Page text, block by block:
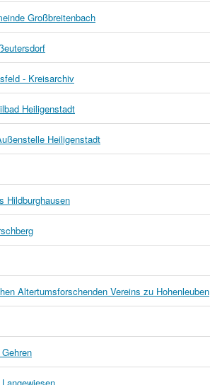
Großbreitenbach
- Kreisarchiv
Heiligenstadt
Heiligenstadt
Hildburghausen
Altertumsforschenden Vereins zu Hohenleuben